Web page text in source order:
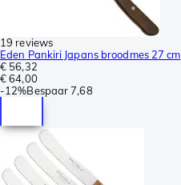
19 reviews
Eden Pankiri Japans broodmes 27 cm
€ 56,32
€ 64,00
-12%Bespaar 7,68